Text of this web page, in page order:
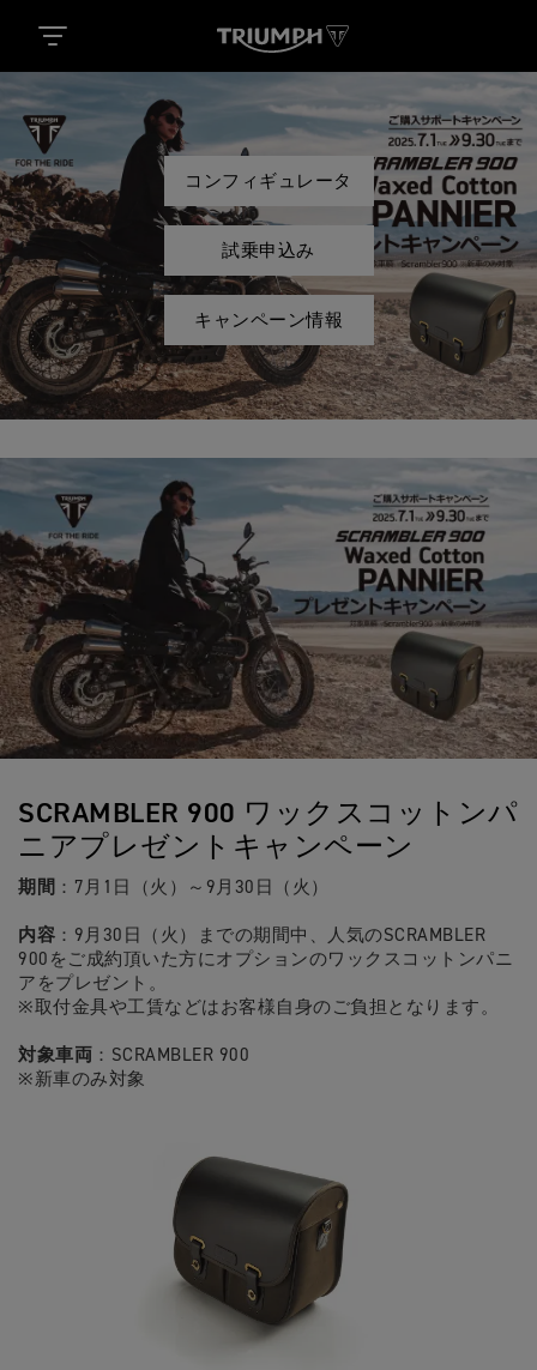
コンフィギュレータ
試乗申込み
キャンペーン情報
SCRAMBLER 900 ワックスコットンパ
ニアプレゼントキャンペーン
期間 ：7月1日（火）～9月30日（火）
内容 ：9月30日（火）までの期間中、人気のSCRAMBLER
900をご成約頂いた方にオプションのワックスコットンパニ
アをプレゼント。
※取付金具や工賃などはお客様自身のご負担となります。
対象車両 ：SCRAMBLER 900
※新車のみ対象